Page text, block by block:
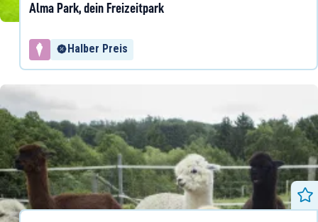
Alma Park, dein Freizeitpark
Halber Preis